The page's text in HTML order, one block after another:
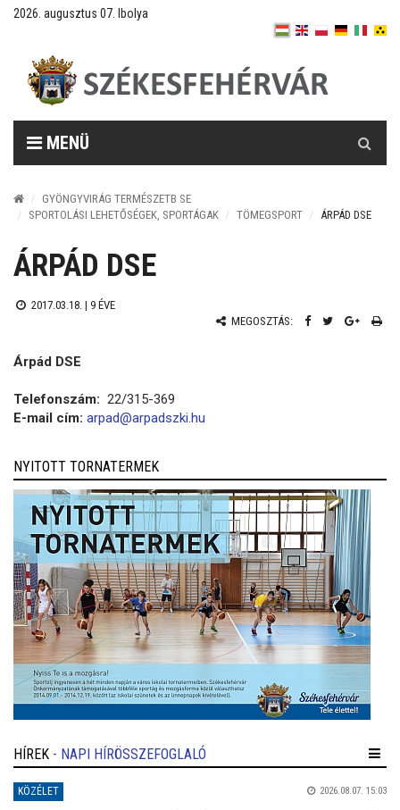
2026. augusztus 07. Ibolya
MENÜ
GYÖNGYVIRÁG TERMÉSZETB SE
SPORTOLÁSI LEHETŐSÉGEK, SPORTÁGAK
TÖMEGSPORT ÁRPÁD DSE
ÁRPÁD DSE
2017.03.18. | 9 ÉVE
MEGOSZTÁS:
Árpád DSE
Telefonszám: 22/315-369
E-mail cím: arpad@arpadszki.hu
NYITOTT TORNATERMEK
HÍREK - NAPI HÍRÖSSZEFOGLALÓ
KÖZÉLET 2026.08.07. 15:03